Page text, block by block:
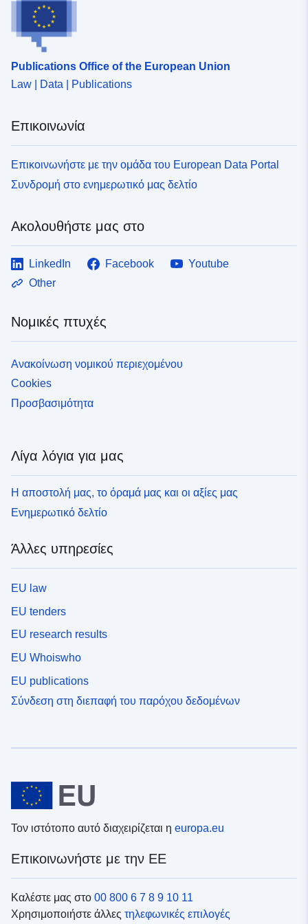
Publications Office of the European Union
Law | Data | Publications
Επικοινωνία
Επικοινωνήστε με την ομάδα του European Data Portal
Συνδρομή στο ενημερωτικό μας δελτίο
Ακολουθήστε μας στο
LinkedIn Facebook
Youtube
Other
Νομικές πτυχές
Ανακοίνωση νομικού περιεχομένου
Cookies
Προσβασιμότητα
Λίγα λόγια για μας
Η αποστολή μας, το όραμά μας και οι αξίες μας
Ενημερωτικό δελτίο
Άλλες υπηρεσίες
EU law
EU tenders
EU research results
EU Whoiswho
EU publications
Σύνδεση στη διεπαφή του παρόχου δεδομένων
Τον ιστότοπο αυτό διαχειρίζεται η europa.eu
Επικοινωνήστε με την ΕΕ
Καλέστε μας στο 00 800 6 7 8 9 10 11
Χρησιμοποιήστε άλλες τηλεφωνικές επιλογές